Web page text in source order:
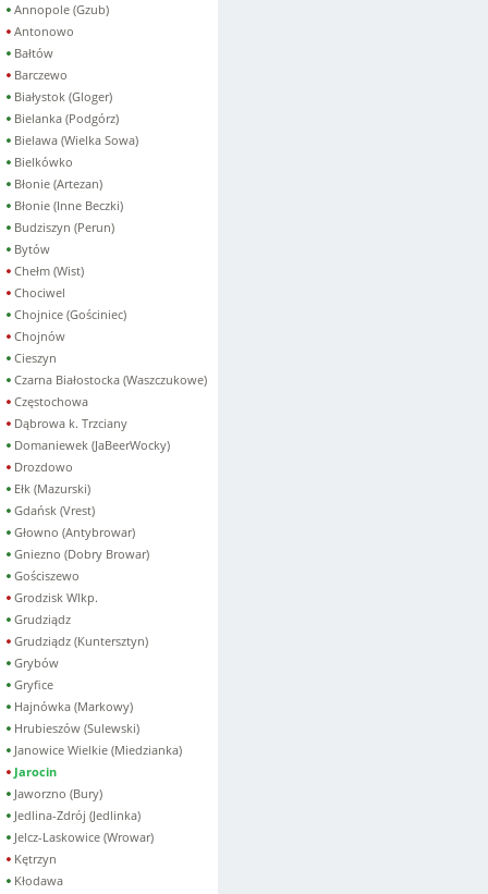
Annopole (Gzub)
Antonowo
Bałtów
Barczewo
Białystok (Gloger)
Bielanka (Podgórz)
Bielawa (Wielka Sowa)
Bielkówko
Błonie (Artezan)
Błonie (Inne Beczki)
Budziszyn (Perun)
Bytów
Chełm (Wist)
Chociwel
Chojnice (Gościniec)
Chojnów
Cieszyn
Czarna Białostocka (Waszczukowe)
Częstochowa
Dąbrowa k. Trzciany
Domaniewek (JaBeerWocky)
Drozdowo
Ełk (Mazurski)
Gdańsk (Vrest)
Głowno (Antybrowar)
Gniezno (Dobry Browar)
Gościszewo
Grodzisk Wlkp.
Grudziądz
Grudziądz (Kuntersztyn)
Grybów
Gryfice
Hajnówka (Markowy)
Hrubieszów (Sulewski)
Janowice Wielkie (Miedzianka)
Jarocin
Jaworzno (Bury)
Jedlina-Zdrój (Jedlinka)
Jelcz-Laskowice (Wrowar)
Kętrzyn
Kłodawa